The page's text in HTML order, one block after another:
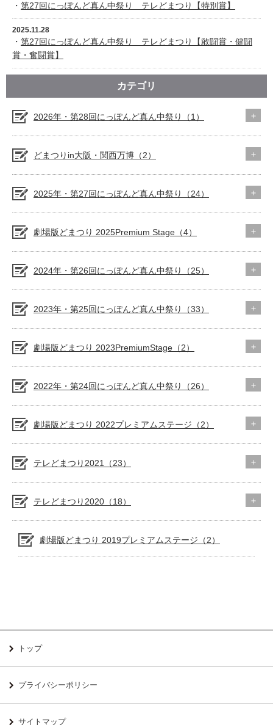
・ 第27回にっぽんど真ん中祭り テレどまつり【特別賞】
2025.11.28
・ 第27回にっぽんど真ん中祭り テレどまつり【敢闘賞・健闘
賞・奮闘賞】
カテゴリ
2026年・第28回にっぽんど真ん中祭り（1）
どまつりin大阪・関西万博（2）
2025年・第27回にっぽんど真ん中祭り（24）
劇場版どまつり 2025Premium Stage（4）
2024年・第26回にっぽんど真ん中祭り（25）
2023年・第25回にっぽんど真ん中祭り（33）
劇場版どまつり 2023PremiumStage（2）
2022年・第24回にっぽんど真ん中祭り（26）
劇場版どまつり 2022プレミアムステージ（2）
テレどまつり2021（23）
テレどまつり2020（18）
劇場版どまつり 2019プレミアムステージ（2）
トップ
プライバシーポリシー
サイトマップ